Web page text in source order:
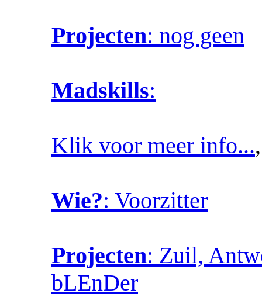
Projecten: nog geen
Madskills:
Klik voor meer info...
Wie?: Voorzitter
Projecten: Zuil,
bLEnDer